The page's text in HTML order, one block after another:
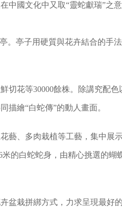
中國文化中又取“靈蛇獻瑞”之
。亭子用硬質與花卉結合的手
切花等30000餘株。除講究配色
繪“白蛇傳”的動人畫面。
藝、多肉栽植等工藝，集中展
的白蛇蛇身，由精心挑選的蝴
盆栽拼綁方式，力求呈現最好